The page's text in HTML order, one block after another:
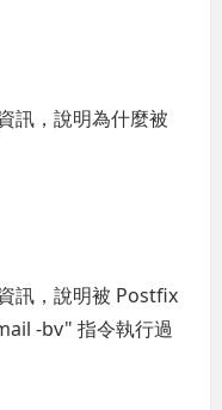
訊，說明為什麼被
訊，說明被 Postfix
-bv" 指令執行過